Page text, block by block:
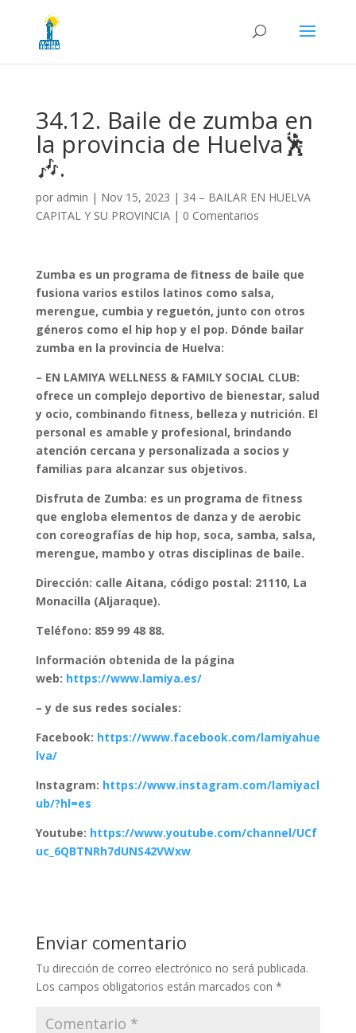
34.12. Baile de zumba en
la provincia de Huelva🕺
🎶.
por admin | Nov 15, 2023 | 34 – BAILAR EN HUELVA
CAPITAL Y SU PROVINCIA| 0 Comentarios
Zumba es un programa de fitness de baile que
fusiona varios estilos latinos como salsa,
merengue, cumbia y reguetón, junto con otros
géneros como el hip hop y el pop. Dónde bailar
zumba en la provincia de Huelva:
– EN LAMIYA WELLNESS & FAMILY SOCIAL CLUB:
ofrece un complejo deportivo de bienestar, salud
y ocio, combinando fitness, belleza y nutrición. El
personal es amable y profesional, brindando
atención cercana y personalizada a socios y
familias para alcanzar sus objetivos.
Disfruta de Zumba: es un programa de fitness
que engloba elementos de danza y de aerobic
con coreografías de hip hop, soca, samba, salsa,
merengue, mambo y otras disciplinas de baile.
Dirección: calle Aitana, código postal: 21110, La
Monacilla (Aljaraque).
Teléfono: 859 99 48 88.
Información obtenida de la página
web: https://www.lamiya.es/
– y de sus redes sociales:
Facebook: https://www.facebook.com/lamiyahue
lva/
Instagram: https://www.instagram.com/lamiyacl
ub/?hl=es
Youtube: https://www.youtube.com/channel/UCf
uc_6QBTNRh7dUNS42VWxw
Enviar comentario
Tu dirección de correo electrónico no será publicada.
Los campos obligatorios están marcados con *